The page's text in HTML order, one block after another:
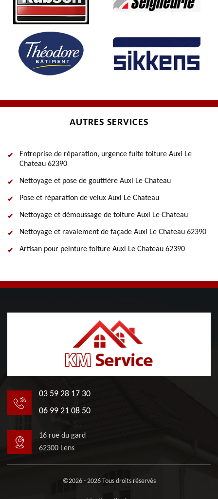
AUTRES SERVICES
Entreprise de réparation, urgence fuite toiture Auxi Le
Chateau 62390
Nettoyage et pose de gouttière Auxi Le Chateau
Pose et réparation de velux Auxi Le Chateau
Nettoyage et démoussage de toiture Auxi Le Chateau
Nettoyage et ravalement de façade Auxi Le Chateau 62390
Artisan pour peinture toiture Auxi Le Chateau 62390
03 59 28 17 30
06 99 21 08 50
16 rue du gard
62300 Lens
©2026 - 2026 Tous droits réservés